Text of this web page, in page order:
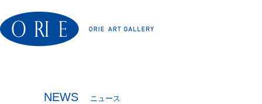
NEWS ニュース